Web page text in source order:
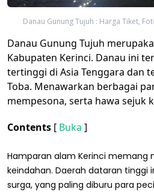
Danau Gunung Tujuh : Harga Tiket,
Danau Gunung Tujuh
Kabupaten Kerinci. Danau ini
tertinggi di Asia Tenggara dan
Toba. Menawarkan berbagai
mempesona, serta hawa sejuk
Contents [ Buka ]
Hamparan alam Kerinci memang
keindahan. Daerah dataran tinggi
surga, yang paling diburu para